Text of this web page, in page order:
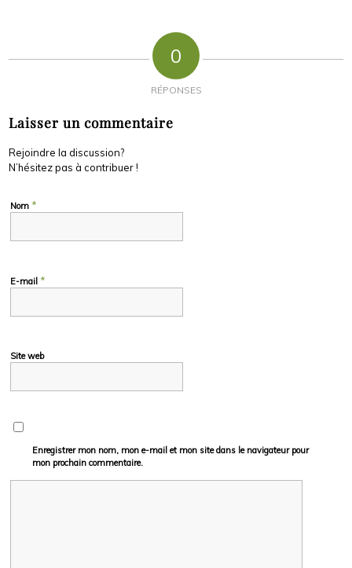
0
RÉPONSES
Laisser un commentaire
Rejoindre la discussion?
N’hésitez pas à contribuer !
Nom *
E-mail *
Site web
Enregistrer mon nom, mon e-mail et mon site dans le navigateur pour
mon prochain commentaire.